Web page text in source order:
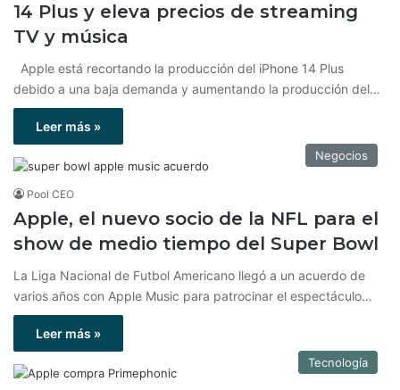
14 Plus y eleva precios de streaming
TV y música
Apple está recortando la producción del iPhone 14 Plus
debido a una baja demanda y aumentando la producción del…
Leer más »
Negocios
Pool CEO
Apple, el nuevo socio de la NFL para el
show de medio tiempo del Super Bowl
La Liga Nacional de Futbol Americano llegó a un acuerdo de
varios años con Apple Music para patrocinar el espectáculo…
Leer más »
Tecnología